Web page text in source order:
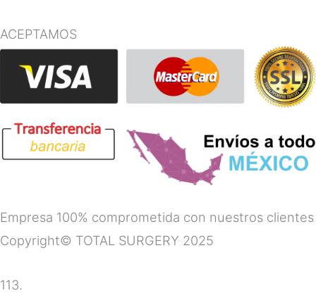
ACEPTAMOS
Empresa 100% comprometida con nuestros clientes
Copyright© TOTAL SURGERY 2025
113.